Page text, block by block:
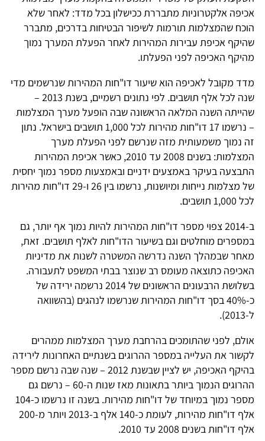
אכיפה אלקטרוניות מתבררת ככישלון בכל מדד: לאחר שלא
הוכח שהמצלמות תורמות לשיפור הבטיחות בדרכים, מתברר
שהיקף אכיפת עבירות המהירות לאחר הפעלת המערך נמוך
מהיקף האכיפה לפני הפעלתו.
מדד מקובל לאכיפה הוא שיעור דו"חות המהירות שנרשמים מדי
שנה לכל אלף תושבים. לפי נתונים רשמיים, בשנת 2013 –
שהייתה השנה המלאה הראשונה שבה הופעל מערך המצלמות
– נרשמו 17 דו"חות מהירות לכל 1,000 תושבים בישראל. נתון
זה נמוך משמעותית מזה שנרשם לפני הפעלת מערך
המצלמות: בשנים 2008 עד 2010, כאשר אכיפת המהירות
התבצעה בעיקר באמצעים ידניים ובאמצעות מספר נמוך יחסית
של מצלמות נייחות ומיושנות, נרשמו בין 26 ו-29 דו"חות מהירות
לכל 1,000 תושבים.
ב-2014 צפוי מספר דו"חות המהירות להיות נמוך אף יותר, גם
במספרים מוחלטים וגם בשיעור הדו"חות לאלף תושבים. זאת,
מאחר שבמהלך השנה נדרשה המשטרה לשנות את מדיניות
האכיפה כתוצאה מעומס רב שנוצר בבתי המשפט לתעבורה.
בשלושת הרבעונים הראשונים של 2014 נרשמה ירידה של
כ-40% בסך דו"חות המהירות שנרשמו לנהגים (בהשוואה
ל-2013).
אולם, לפני שהתומכים בהרחבת מערך המצלמות ממהרים
לקשור את העלייה במספר ההרוגים בשנתיים האחרונות לירידה
בהיקף האכיפה, יש לציין שבשנת 2012 – שנה שבה נרשם מספר
ההרוגים הנמוך ביותר בתאונות מאז שנות ה-60 – נרשם גם
מספר נמוך במיוחד של דו"חות מהירות. בשנה זו נרשמו כ-104
אלף דו"חות מהירות, לעומת כ-140 אלף ב-2013 ויותר מ-200
אלף דו"חות בשנים 2008 עד 2010.